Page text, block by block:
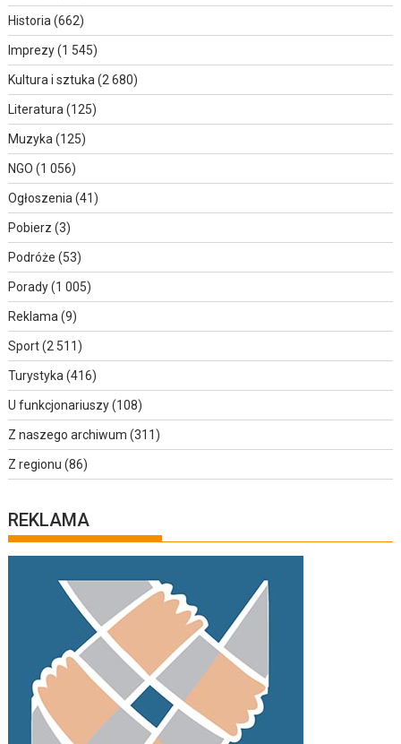
Historia(662)
Imprezy(1 545)
Kultura i sztuka(2 680)
Literatura(125)
Muzyka(125)
NGO (1 056)
Ogłoszenia(41)
Pobierz (3)
Podróże (53)
Porady(1 005)
Reklama(9)
Sport(2 511)
Turystyka(416)
U funkcjonariuszy(108)
Z naszego archiwum (311)
Z regionu (86)
REKLAMA